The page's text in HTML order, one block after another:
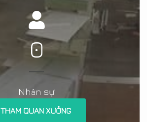
0
Nhân sự
THAM QUAN XƯỞNG